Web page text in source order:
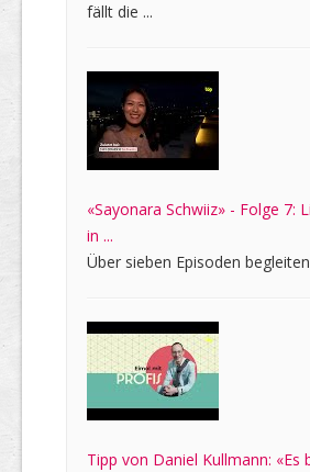
fällt die ...
«Sayonara Schwiiz» - Folge 7:
in ...
Über sieben Episoden
Tipp von Daniel Kullmann: «Es